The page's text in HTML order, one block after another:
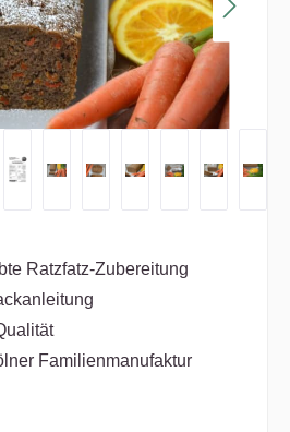
Ratzfatz-Zubereitung
Familienmanufaktur